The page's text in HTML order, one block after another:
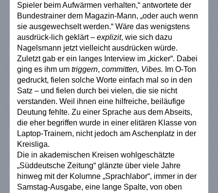
Spieler beim Aufwärmen verhalten,“ antwortete der
Bundestrainer dem Magazin-Mann, „oder auch wenn
sie ausgewechselt werden.“ Wäre das wenigstens
ausdrück-lich geklärt – explizit, wie sich dazu
Nagelsmann jetzt vielleicht ausdrücken würde.
Zuletzt gab er ein langes Interview im „kicker“. Dabei
ging es ihm um triggern, committen, Vibes. Im O-Ton
gedruckt, fielen solche Worte einfach mal so in den
Satz – und fielen durch bei vielen, die sie nicht
verstanden. Weil ihnen eine hilfreiche, beiläufige
Deutung fehlte. Zu einer Sprache aus dem Abseits,
die eher begriffen wurde in einer elitären Klasse von
Laptop-Trainern, nicht jedoch am Aschenplatz in der
Kreisliga.
Die in akademischen Kreisen wohlgeschätzte
„Süddeutsche Zeitung“ glänzte über viele Jahre
hinweg mit der Kolumne „Sprachlabor“, immer in der
Samstag-Ausgabe, eine lange Spalte, von oben